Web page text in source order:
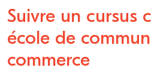
Suivre un cursus
école de
commerce